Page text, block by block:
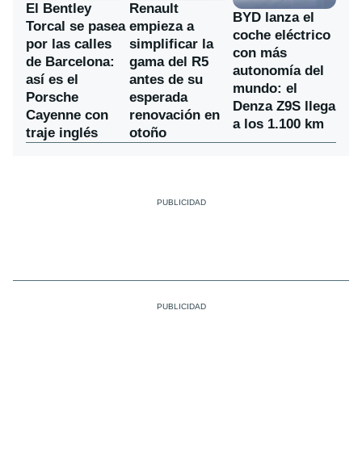
El Bentley
Torcal se pasea
por las calles
de Barcelona:
así es el
Porsche
Cayenne con
traje inglés
Renault
empieza a
simplificar la
gama del R5
antes de su
esperada
renovación en
otoño
BYD lanza el
coche eléctrico
con más
autonomía del
mundo: el
Denza Z9S llega
a los 1.100 km